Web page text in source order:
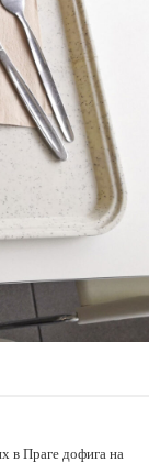
в Праге дофига на